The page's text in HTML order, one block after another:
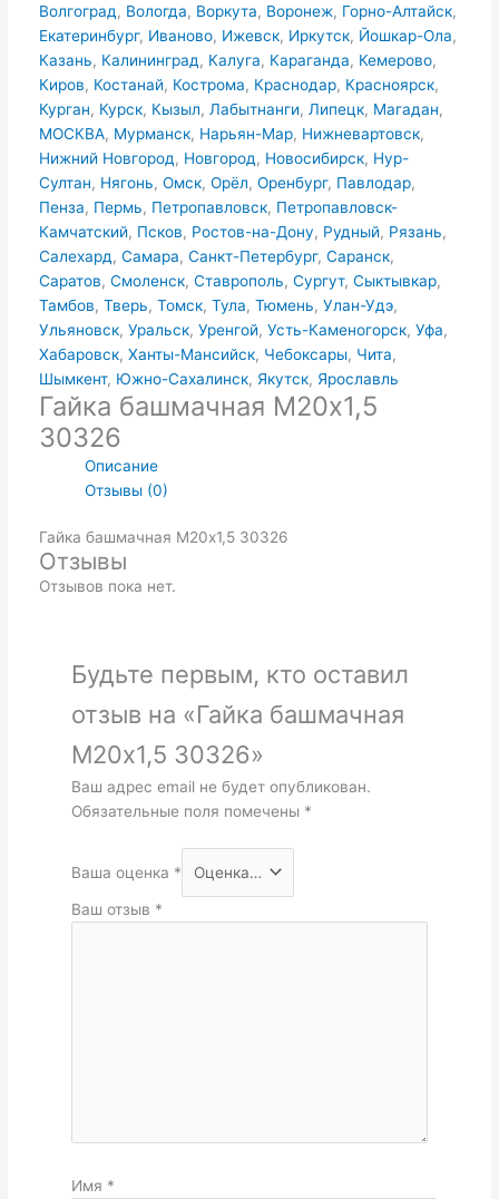
Волгоград , Вологда, Воркута, Воронеж, Горно-Алтайск,
Екатеринбург, Иваново, Ижевск, Иркутск, Йошкар-Ола,
Казань, Калининград , Калуга, Караганда, Кемерово,
Киров, Костанай, Кострома, Краснодар, Красноярск,
Курган, Курск, Кызыл, Лабытнанги, Липецк, Магадан,
МОСКВА, Мурманск, Нарьян-Мар, Нижневартовск,
Нижний Новгород , Новгород , Новосибирск, Нур-
Султан, Нягонь, Омск, Орёл, Оренбург, Павлодар,
Пенза, Пермь, Петропавловск, Петропавловск-
Камчатский, Псков, Ростов-на-Дону, Рудный, Рязань,
Салехард , Самара, Санкт-Петербург, Саранск,
Саратов, Смоленск, Ставрополь, Сургут, Сыктывкар,
Тамбов, Тверь, Томск, Тула, Тюмень, Улан-Удэ,
Ульяновск, Уральск, Уренгой, Усть-Каменогорск, Уфа,
Хабаровск, Ханты-Мансийск, Чебоксары, Чита,
Шымкент, Южно-Сахалинск, Якутск, Ярославль
Гайка башмачная М20х1,5
30326
Описание
Отзывы (0)
Гайка башмачная М20х1,5 30326
Отзывы
Отзывов пока нет.
Будьте первым, кто оставил
отзыв на «Гайка башмачная
М20х1,5 30326»
Ваш адрес email не будет опубликован.
Обязательные поля помечены *
Ваша оценка *
Ваш отзыв *
Имя *